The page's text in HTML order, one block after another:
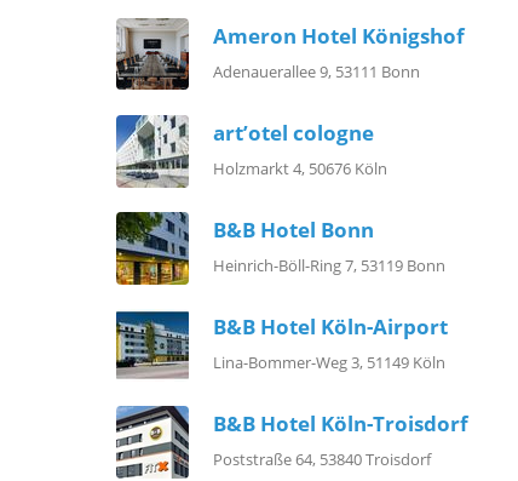
Ameron Hotel Königshof
Adenauerallee 9, 53111 Bonn
art’otel cologne
Holzmarkt 4, 50676 Köln
B&B Hotel Bonn
Heinrich-Böll-Ring 7, 53119 Bonn
B&B Hotel Köln-Airport
Lina-Bommer-Weg 3, 51149 Köln
B&B Hotel Köln-Troisdorf
Poststraße 64, 53840 Troisdorf